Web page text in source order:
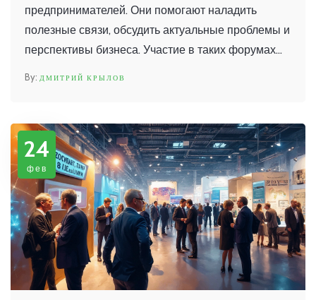
предпринимателей. Они помогают наладить
полезные связи, обсудить актуальные проблемы и
перспективы бизнеса. Участие в таких форумах
посещения подобных мероприятий и каких
результатов ожидать.
ДМИТРИЙ КРЫЛОВ
24
фев